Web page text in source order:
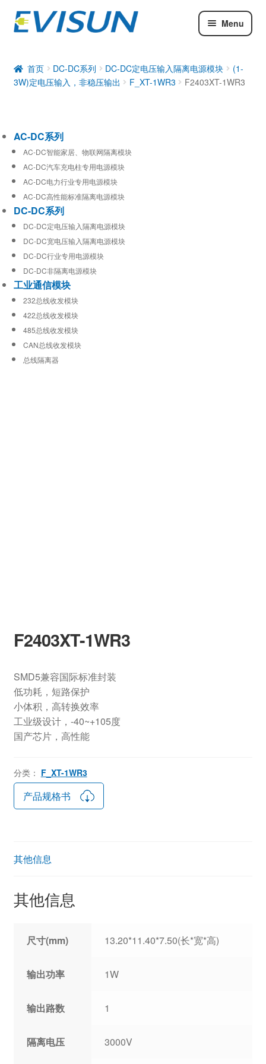
Menu
DC-DC系列
工业通信模块
首页 DC-DC系列 DC-DC定电压输入隔离电源模块
(1-
3W)定电压输入，非稳压输出
F_XT-1WR3 F2403XT-1WR3
F2403XT-1WR3
SMD5兼容国际标准封装
低功耗，短路保护
小体积，高转换效率
工业级设计，-40~+105度
国产芯片，高性能
分类： F_XT-1WR3
产品规格书
其他信息
其他信息
尺寸(mm) 13.20*11.40*7.50(长*宽*高)
输出功率 1W
输出路数 1
隔离电压 3000V
AC-DC系列
AC-DC智能家居、物联网隔离模块
AC-DC汽车充电柱专用电源模块
AC-DC电力行业专用电源模块
AC-DC高性能标准隔离电源模块
DC-DC系列
DC-DC定电压输入隔离电源模块
DC-DC宽电压输入隔离电源模块
DC-DC行业专用电源模块
DC-DC非隔离电源模块
工业通信模块
232总线收发模块
422总线收发模块
485总线收发模块
CAN总线收发模块
总线隔离器